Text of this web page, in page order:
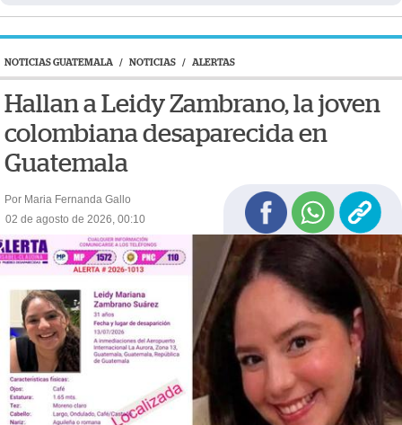
NOTICIAS GUATEMALA / NOTICIAS / ALERTAS
Hallan a Leidy Zambrano, la joven
colombiana desaparecida en
Guatemala
Por Maria Fernanda Gallo
02 de agosto de 2026, 00:10